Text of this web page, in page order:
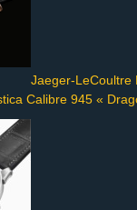
Jaeger-LeCoultre
Calibre 945 «